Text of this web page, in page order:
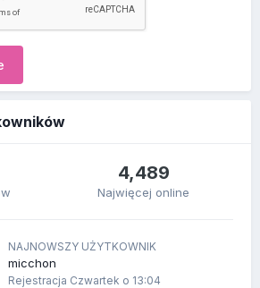
4,489
Najwięcej online
NAJNOWSZY UŻYTKOWNIK
micchon
Rejestracja Czwartek o 13:04